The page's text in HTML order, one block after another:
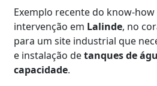
Exemplo recente do know-
intervenção em Lalinde, no
para um site industrial que
e instalação detanques de
capacidade.